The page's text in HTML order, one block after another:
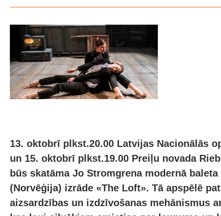
13. oktobrī plkst.20.00 Latvijas Nacionālās
un 15. oktobrī plkst.19.00 Preiļu novada
būs skatāma Jo Stromgrena modernā
(Norvēģija) izrāde «The Loft». Tā apspēlē
aizsardzības un izdzīvošanas mehānismus